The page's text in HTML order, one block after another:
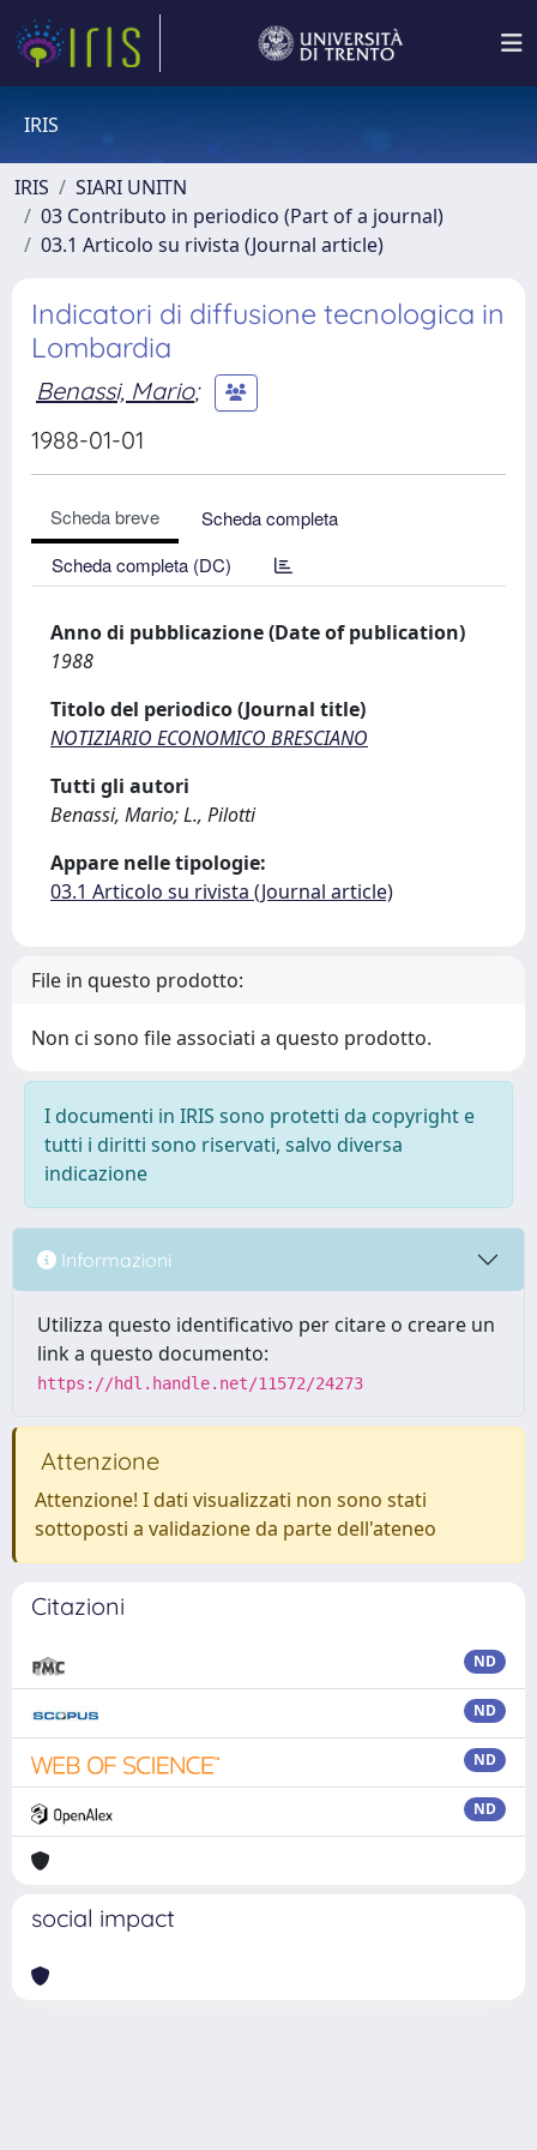
IRIS
IRIS
SIARI UNITN
03 Contributo in periodico (Part of a journal)
03.1 Articolo su rivista (Journal article)
Indicatori di diffusione tecnologica in
Lombardia
Benassi, Mario;
1988-01-01
Scheda breve
Scheda completa
Scheda completa (DC)
Anno di pubblicazione (Date of publication)
1988
Titolo del periodico (Journal title)
NOTIZIARIO ECONOMICO BRESCIANO
Tutti gli autori
Benassi, Mario; L., Pilotti
Appare nelle tipologie:
03.1 Articolo su rivista (Journal article)
File in questo prodotto:
Non ci sono file associati a questo prodotto.
I documenti in IRIS sono protetti da copyright e
tutti i diritti sono riservati, salvo diversa
indicazione
Informazioni
Utilizza questo identificativo per citare o creare un
link a questo documento:
https://hdl.handle.net/11572/24273
Attenzione
Attenzione! I dati visualizzati non sono stati
sottoposti a validazione da parte dell'ateneo
Citazioni
ND
ND
ND
ND
social impact